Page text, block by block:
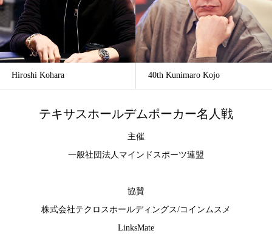
Hiroshi Kohara 40th Kunimaro Kojo
テキサスホールデムポーカー名人戦
主催
一般社団法人マインドスポーツ連盟
協賛
株式会社テクロスホールディングス/コインムスメ
LinksMate